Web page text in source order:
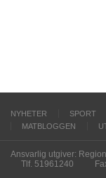
NYHETER SPORT
MATBLOGGEN
Ansvarlig utgiver:
Tlf. 51961240